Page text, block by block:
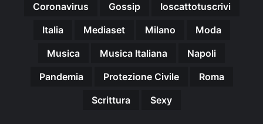
Coronavirus
Gossip
Ioscattotuscrivi
Italia
Mediaset Milano
Moda
Musica
Musica Italiana
Napoli
Pandemia
Protezione Civile
Roma
Scrittura
Sexy